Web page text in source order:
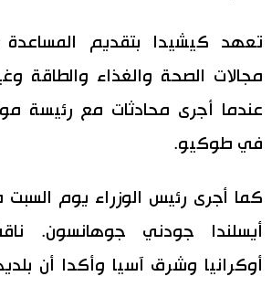
الأقسام
صور
أشخاص
تجارب وآراء
سياسة
اللغة اليابانية
موسوعة اليابان
تعهد كيشيدا بتقديم
مجالات الصحة والغذاء والطاقة
عندما أجرى محادثات مع رئيسة
في طوكيو.
كما أجرى رئيس الوزراء يوم
أيسلندا جودني جوهانسون.
أوكرانيا وشرق آسيا وأكدا أن